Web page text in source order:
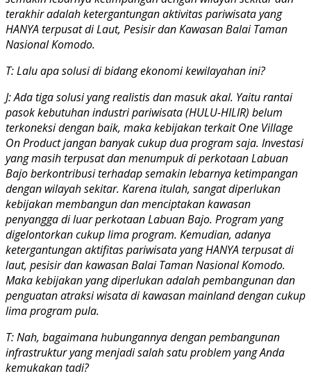
terakhir adalah ketergantungan aktivitas pariwisata yang
HANYA terpusat di Laut, Pesisir dan Kawasan Balai Taman
Nasional Komodo.
T: Lalu apa solusi di bidang ekonomi kewilayahan ini?
J: Ada tiga solusi yang realistis dan masuk akal. Yaitu rantai
pasok kebutuhan industri pariwisata (HULU-HILIR) belum
terkoneksi dengan baik, maka kebijakan terkait One Village
On Product jangan banyak cukup dua program saja. Investasi
yang masih terpusat dan menumpuk di perkotaan Labuan
Bajo berkontribusi terhadap semakin lebarnya ketimpangan
dengan wilayah sekitar. Karena itulah, sangat diperlukan
kebijakan membangun dan menciptakan kawasan
penyangga di luar perkotaan Labuan Bajo. Program yang
digelontorkan cukup lima program. Kemudian, adanya
ketergantungan aktifitas pariwisata yang HANYA terpusat di
laut, pesisir dan kawasan Balai Taman Nasional Komodo.
Maka kebijakan yang diperlukan adalah pembangunan dan
penguatan atraksi wisata di kawasan mainland dengan cukup
lima program pula.
T: Nah, bagaimana hubungannya dengan pembangunan
infrastruktur yang menjadi salah satu problem yang Anda
kemukakan tadi?